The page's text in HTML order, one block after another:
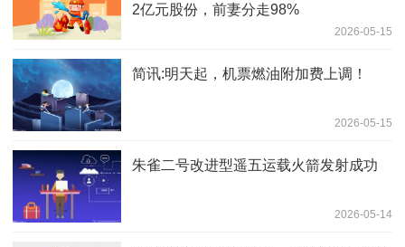
2亿元股份，前妻分走98%
2026-05-15
简讯:明天起，机票燃油附加费上调！
2026-05-15
朱雀二号改进型遥五运载火箭发射成功
2026-05-14